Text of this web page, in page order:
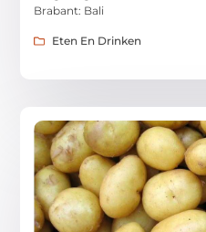
Brabant: Bali
Eten En Drinken